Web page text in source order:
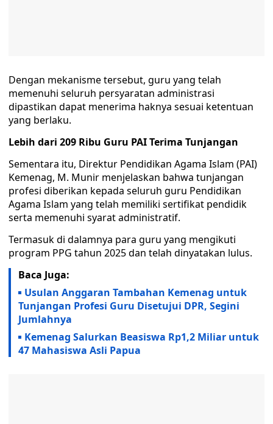
Dengan mekanisme tersebut, guru yang telah
memenuhi seluruh persyaratan administrasi
dipastikan dapat menerima haknya sesuai ketentuan
yang berlaku.
Lebih dari 209 Ribu Guru PAI Terima Tunjangan
Sementara itu, Direktur Pendidikan Agama Islam (PAI)
Kemenag, M. Munir menjelaskan bahwa tunjangan
profesi diberikan kepada seluruh guru Pendidikan
Agama Islam yang telah memiliki sertifikat pendidik
serta memenuhi syarat administratif.
Termasuk di dalamnya para guru yang mengikuti
program PPG tahun 2025 dan telah dinyatakan lulus.
Baca Juga:
Usulan Anggaran Tambahan Kemenag untuk
Tunjangan Profesi Guru Disetujui DPR, Segini
Jumlahnya
Kemenag Salurkan Beasiswa Rp1,2 Miliar untuk
47 Mahasiswa Asli Papua